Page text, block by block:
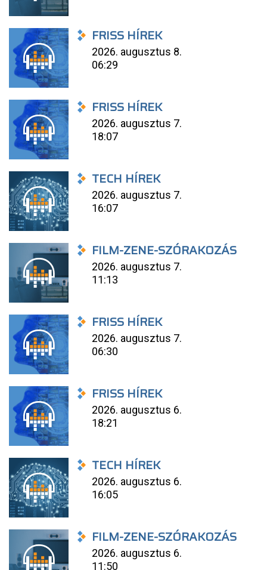
FRISS HÍREK
2026. augusztus 8.
06:29
FRISS HÍREK
2026. augusztus 7.
18:07
TECH HÍREK
2026. augusztus 7.
16:07
FILM-ZENE-SZÓRAKOZÁS
2026. augusztus 7.
11:13
FRISS HÍREK
2026. augusztus 7.
06:30
FRISS HÍREK
2026. augusztus 6.
18:21
TECH HÍREK
2026. augusztus 6.
16:05
FILM-ZENE-SZÓRAKOZÁS
2026. augusztus 6.
11:50